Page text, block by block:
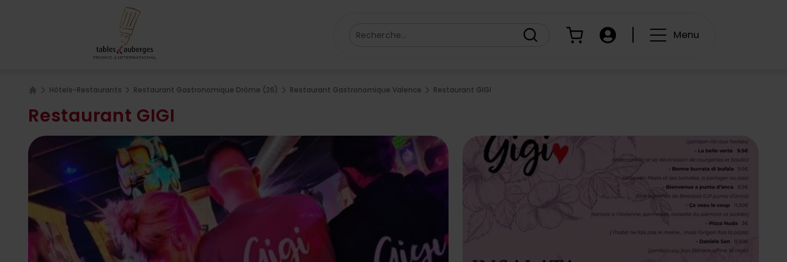
Recherche... Panier Compte Menu
Hôtels-Restaurants Restaurant Gastronomique Drôme (26) Restaurant Gastronomique Valence Restaurant GIGI
Restaurant GIGI